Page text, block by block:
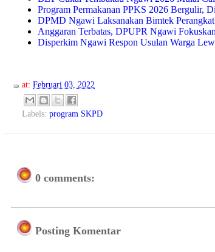
Program Permakanan PPKS 2026
DPMD Ngawi Laksanakan Bimtek Perangkat
Anggaran Terbatas, DPUPR Ngawi
Disperkim Ngawi Respon Usulan Warga
at: Februari 03, 2022
Labels: program SKPD
0 comments:
Posting Komentar